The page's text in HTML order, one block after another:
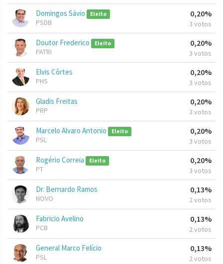
Domingos Sávio Eleito
PSDB
0,20%
3 votos
Doutor Frederico Eleito
PATRI
0,20%
3 votos
Elvis Côrtes
PHS
0,20%
3 votos
Gladis Freitas
PRP
0,20%
3 votos
Marcelo Alvaro Antonio Eleito
PSL
0,20%
3 votos
Rogério Correia Eleito
PT
0,20%
3 votos
Dr. Bernardo Ramos
NOVO
0,13%
2 votos
Fabricio Avelino
PCB
0,13%
2 votos
General Marco Felício
PSL
0,13%
2 votos